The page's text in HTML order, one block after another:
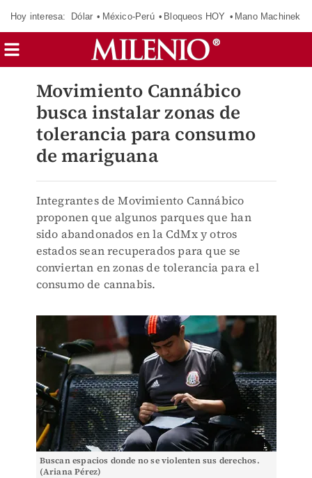
Hoy interesa: Dólar México-Perú Bloqueos HOY Mano Machinek
Movimiento Cannábico
busca instalar zonas de
tolerancia para consumo
de mariguana
Integrantes de Movimiento Cannábico
proponen que algunos parques que han
sido abandonados en la CdMx y otros
estados sean recuperados para que se
conviertan en zonas de tolerancia para el
consumo de cannabis.
Buscan espacios donde no se violenten sus derechos.
(Ariana Pérez)